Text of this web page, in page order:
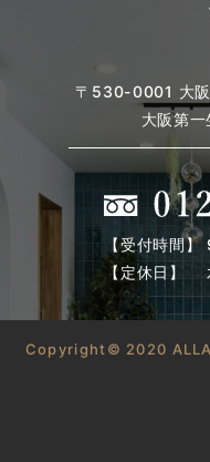
〒530-0001 大
大阪第
【受付時間
【定休日】
Copyright© 2020